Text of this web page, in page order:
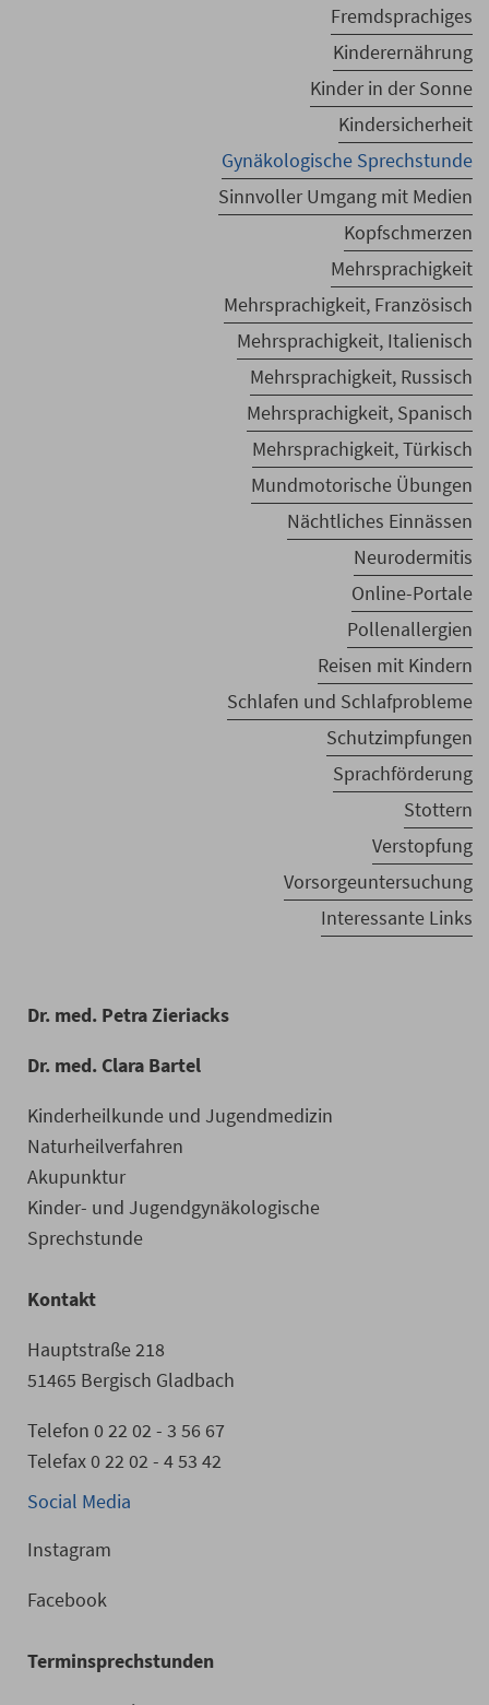
Fremdsprachiges
Kinderernährung
Kinder in der Sonne
Kindersicherheit
Gynäkologische Sprechstunde
Sinnvoller Umgang mit Medien
Kopfschmerzen
Mehrsprachigkeit
Mehrsprachigkeit, Französisch
Mehrsprachigkeit, Italienisch
Mehrsprachigkeit, Russisch
Mehrsprachigkeit, Spanisch
Mehrsprachigkeit, Türkisch
Mundmotorische Übungen
Nächtliches Einnässen
Neurodermitis
Online-Portale
Pollenallergien
Reisen mit Kindern
Schlafen und Schlafprobleme
Schutzimpfungen
Sprachförderung
Stottern
Verstopfung
Vorsorgeuntersuchung
Interessante Links
Dr. med. Petra Zieriacks
Dr. med. Clara Bartel
Kinderheilkunde und Jugendmedizin
Naturheilverfahren
Akupunktur
Kinder- und Jugendgynäkologische
Sprechstunde
Kontakt
Hauptstraße 218
51465 Bergisch Gladbach
Telefon 0 22 02 - 3 56 67
Telefax 0 22 02 - 4 53 42
Social Media
Instagram
Facebook
Terminsprechstunden